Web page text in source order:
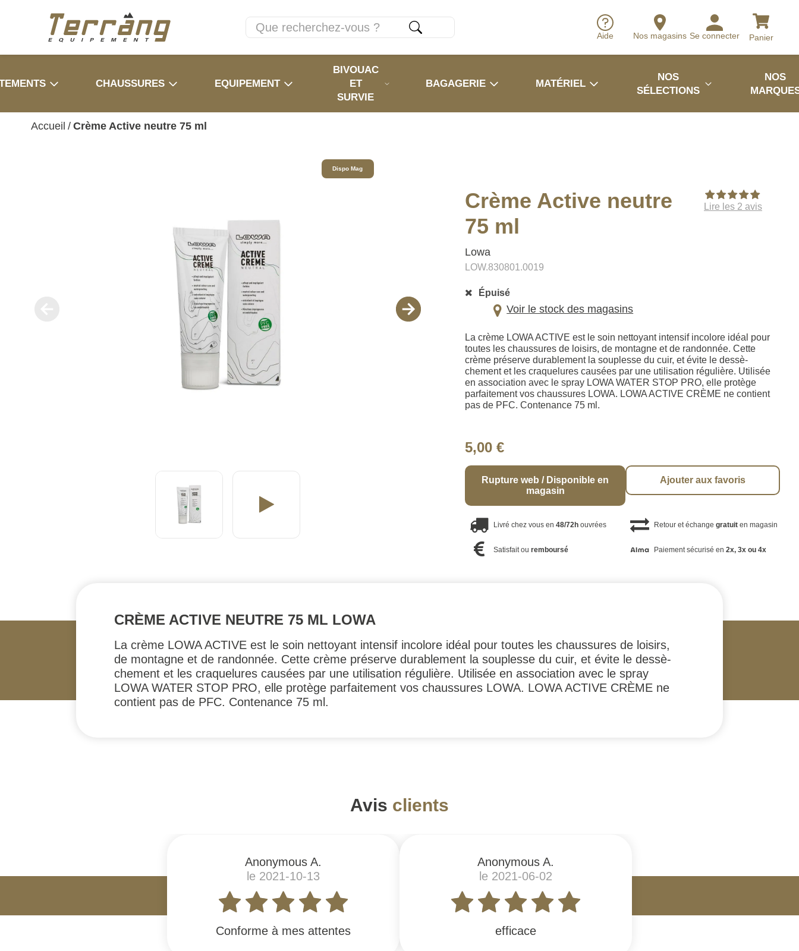
Aide Nos magasins Se connecter Panier
CHAUSSURES EQUIPEMENT
BIVOUAC
ET
SURVIE
BAGAGERIE MATÉRIEL
NOS
SÉLECTIONS
NOS
Accueil / Crème Active neutre 75 ml
Dispo Mag
Crème Active neutre
75 ml
Lowa
LOW.830801.0019
Lire les 2 avis
Épuisé
Voir le stock des magasins
La crème LOWA ACTIVE est le soin nettoyant intensif incolore idéal pour
toutes les chaussures de loisirs, de montagne et de randonnée. Cette
crème préserve dura­blement la souplesse du cuir, et évite le dessè­
chement et les craquelures causées par une utili­sation régulière. Utilisée
en asso­ciation avec le spray LOWA WATER STOP PRO, elle protège
parfai­tement vos chaussures LOWA. LOWA ACTIVE CRÈME ne contient
pas de PFC. Contenance 75 ml.
5,00 €
Rupture web / Disponible en
magasin
Ajouter aux favoris
Livré chez vous en48/72h ouvrées Retour et échange gratuiten magasin
Satisfait ouremboursé Paiement sécurisé en 2x, 3x ou 4x
CRÈME ACTIVE NEUTRE 75 ML LOWA
La crème LOWA ACTIVE est le soin nettoyant intensif incolore idéal pour toutes les chaussures de loisirs,
de montagne et de randonnée. Cette crème préserve dura­blement la souplesse du cuir, et évite le dessè­
chement et les craquelures causées par une utili­sation régulière. Utilisée en asso­ciation avec le spray
LOWA WATER STOP PRO, elle protège parfai­tement vos chaussures LOWA. LOWA ACTIVE CRÈME ne
contient pas de PFC. Contenance 75 ml.
Avis clients
Anonymous A.
le 2021-10-13
Conforme à mes attentes
Anonymous A.
le 2021-06-02
efficace